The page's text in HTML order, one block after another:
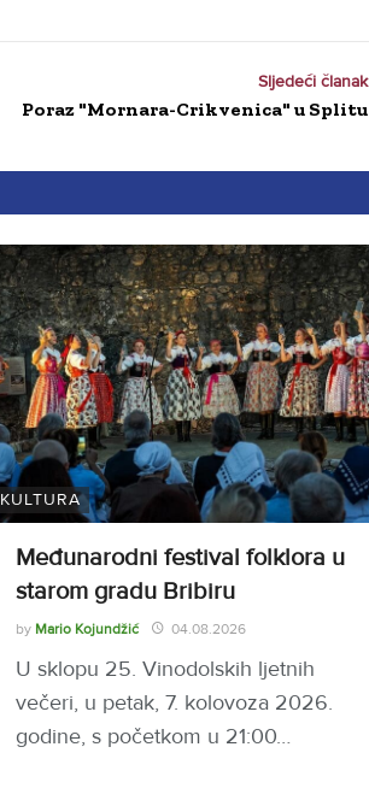
Sljedeći članak
Poraz "Mornara-Crikvenica" u Splitu
KULTURA
Međunarodni festival folklora u
starom gradu Bribiru
by Mario Kojundžić 04.08.2026
U sklopu 25. Vinodolskih ljetnih
večeri, u petak, 7. kolovoza 2026.
godine, s početkom u 21:00…